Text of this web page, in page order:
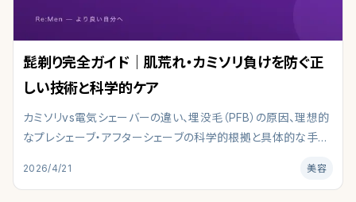
髭剃り完全ガイド｜肌荒れ・カミソリ負けを防ぐ正
しい技術と科学的ケア
カミソリvs電気シェーバーの違い、埋没毛（PFB）の原因、理想的
なプレシェーブ・アフターシェーブの科学的根拠と具体的な手
理しています。皮膚科学・最新研究を参照し、肌タイプ別の選び
2026/4/21 美容